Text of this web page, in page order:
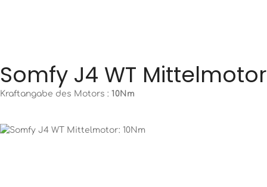
Somfy J4 WT
Kraftangabe des Motors : 10Nm
Bildergalerie überspringen